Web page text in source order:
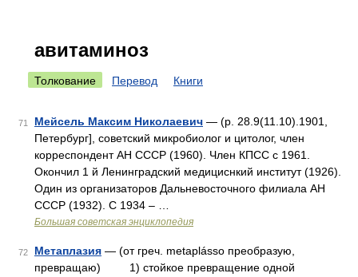
авитаминоз
Толкование Перевод Книги
71 Мейсель Максим Николаевич — (p. 28.9(11.10).1901,
Петербург], советский микробиолог и цитолог, член
корреспондент АН СССР (1960). Член КПСС с 1961.
Окончил 1 й Ленинградский медициснкий институт (1926).
Один из организаторов Дальневосточного филиала АН
СССР (1932). С 1934 ‒ …
Большая советская энциклопедия
72 Метаплазия — (от греч. metaplásso преобразую,
превращаю) 1) стойкое превращение одной